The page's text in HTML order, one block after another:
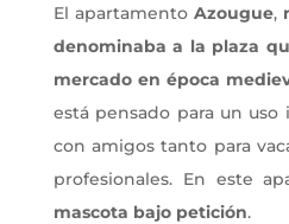
El apartamentoAzougue,
denominaba a la plaza
mercado en época
está pensado para un
con amigos tanto para
profesionales. En este
mascota bajo petición.